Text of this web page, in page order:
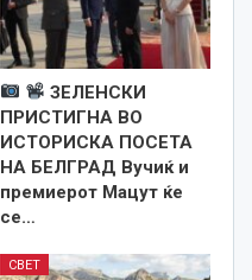
ЗЕЛЕНСКИ
ПРИСТИГНА ВО
ИСТОРИСКА ПОСЕТА
НА БЕЛГРАД Вучиќ и
премиерот Мацут ќе
се…
СВЕТ